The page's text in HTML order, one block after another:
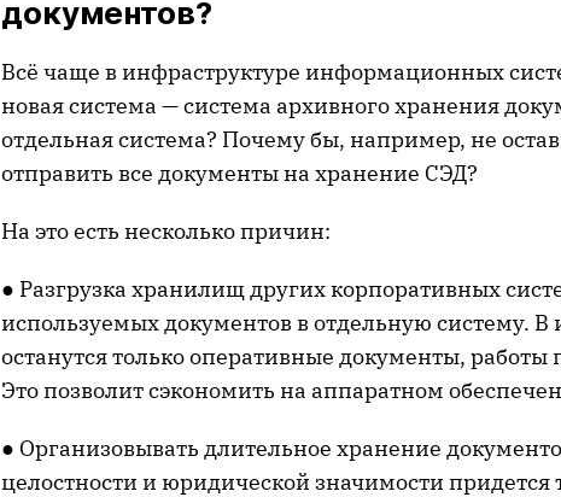
документов?
Всё чаще в инфраструктуре информационных
новая система — система архивного хранения
отдельная система? Почему бы, например, не
отправить все документы на хранение СЭД?
На это есть несколько причин:
● Разгрузка хранилищ других корпоративных
используемых документов в отдельную систему.
останутся только оперативные документы,
Это позволит сэкономить на аппаратном
● Организовывать длительное хранение
целостности и юридической значимости придется